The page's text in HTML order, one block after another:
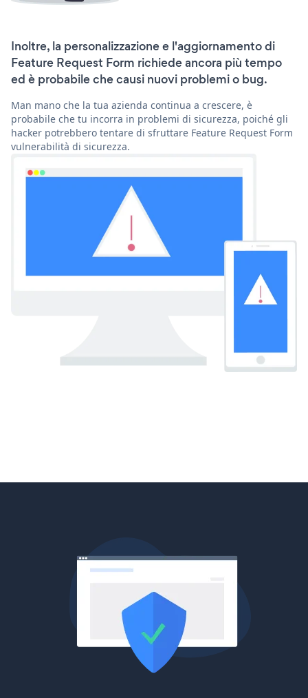
Inoltre, la personalizzazione e l'aggiornamento di
Feature Request Form richiede ancora più tempo
ed è probabile che causi nuovi problemi o bug.
Man mano che la tua azienda continua a crescere, è
probabile che tu incorra in problemi di sicurezza, poiché gli
hacker potrebbero tentare di sfruttare Feature Request Form
vulnerabilità di sicurezza.